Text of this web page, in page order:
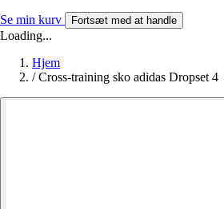
Se min kurv Fortsæt med at handle
Loading...
Hjem
/ Cross-training sko adidas Dropset 4